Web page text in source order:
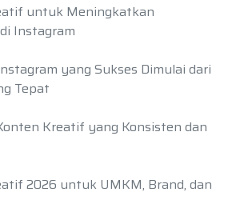
untuk Meningkatkan
Instagram
yang Sukses Dimulai dari
Tepat
Kreatif yang Konsisten dan
2026 untuk UMKM, Brand, dan